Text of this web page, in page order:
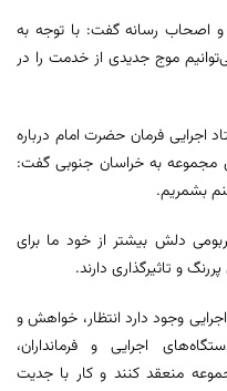
و اصحاب رسانه گفت: با توجه به
موج جدیدی از خدمت را در
اجرایی فرمان حضرت امام درباره
مجموعه به خراسان جنوبی گفت:
بشمریم.
دلش بیشتر از خود ما برای
و تاثیرگذاری دارند.
وجود دارد انتظار، خواهش و
اجرایی و فرمانداران،
منعقد کنند و کار با جدیت